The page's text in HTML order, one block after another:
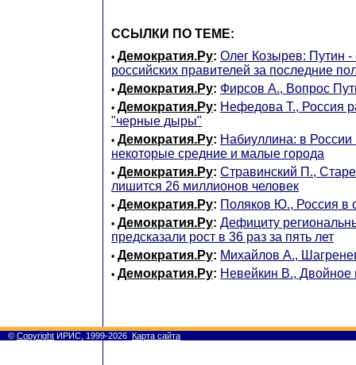
ССЫЛКИ ПО ТЕМЕ:
• Демократия.Ру: Олег Козырев: Путин
российских правителей за последние
• Демократия.Ру: Фирсов А., Вопрос
• Демократия.Ру: Нефедова Т., Россия
"черные дыры"
• Демократия.Ру: Набиуллина: в
некоторые средние и малые города
• Демократия.Ру: Стравинский П.,
лишится 26 миллионов человек
• Демократия.Ру: Поляков Ю., Россия в
• Демократия.Ру: Дефициту
предсказали рост в 36 раз за пять лет
• Демократия.Ру: Михайлов А.,
• Демократия.Ру: Невейкин В., Двойное
© Copyright ИРИС, 1999-2026 Карта сайта